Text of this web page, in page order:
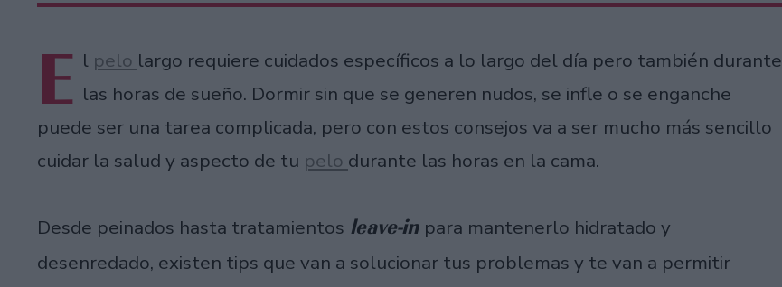
E l pelo largo requiere cuidados específicos a lo largo del día pero también durante
las horas de sueño. Dormir sin que se generen nudos, se infle o se enganche
puede ser una tarea complicada, pero con estos consejos va a ser mucho más sencillo
cuidar la salud y aspecto de tu pelo durante las horas en la cama.
Desde peinados hasta tratamientos leave-in para mantenerlo hidratado y
desenredado, existen tips que van a solucionar tus problemas y te van a permitir